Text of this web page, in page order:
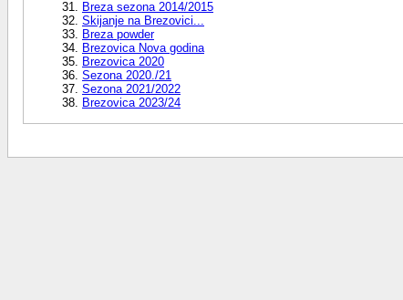
Breza sezona 2014/2015
Skijanje na Brezovici...
Breza powder
Brezovica Nova godina
Brezovica 2020
Sezona 2020./21
Sezona 2021/2022
Brezovica 2023/24